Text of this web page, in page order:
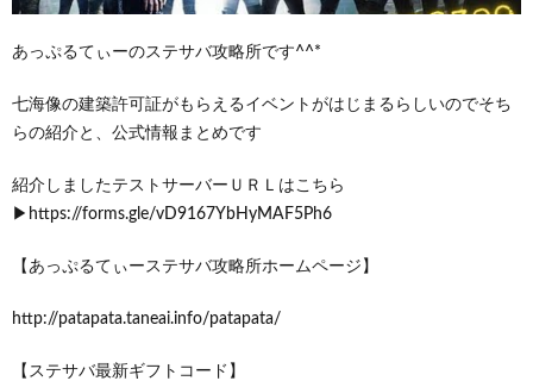
あっぷるてぃーのステサバ攻略所です^^*
七海像の建築許可証がもらえるイベントがはじまるらしいのでそち
らの紹介と、公式情報まとめです
紹介しましたテストサーバーＵＲＬはこちら
▶https://forms.gle/vD9167YbHyMAF5Ph6
【あっぷるてぃーステサバ攻略所ホームページ】
http://patapata.taneai.info/patapata/
【ステサバ最新ギフトコード】